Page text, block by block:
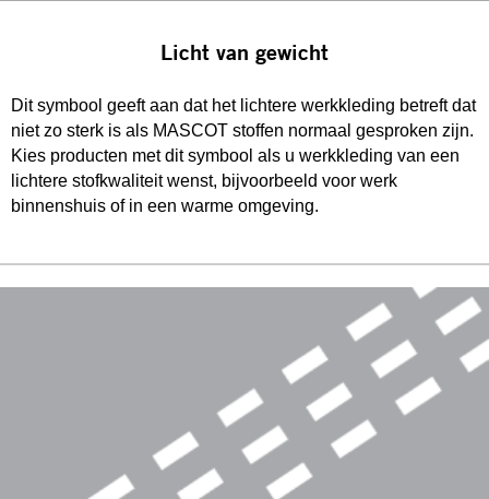
Licht van gewicht
Dit symbool geeft aan dat het lichtere werkkleding betreft dat
niet zo sterk is als MASCOT stoffen normaal gesproken zijn.
Kies producten met dit symbool als u werkkleding van een
lichtere stofkwaliteit wenst, bijvoorbeeld voor werk
binnenshuis of in een warme omgeving.